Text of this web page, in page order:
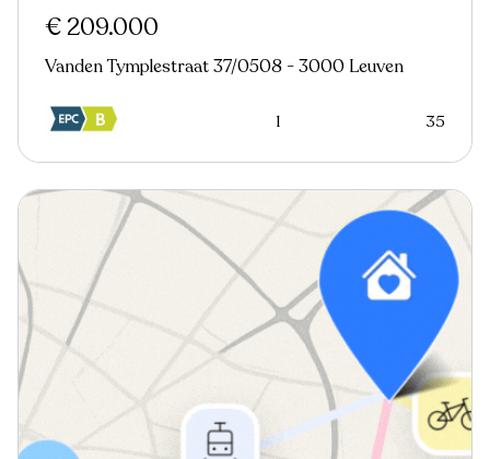
€ 209.000
Vanden Tymplestraat 37/0508 - 3000 Leuven
1 35